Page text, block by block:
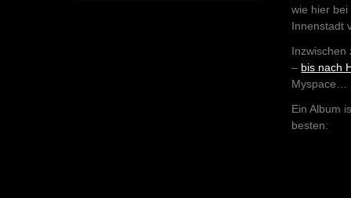
wie hier
Innenstadt
Inzwischen
– bis nach
Myspace…
Ein Album
besten: